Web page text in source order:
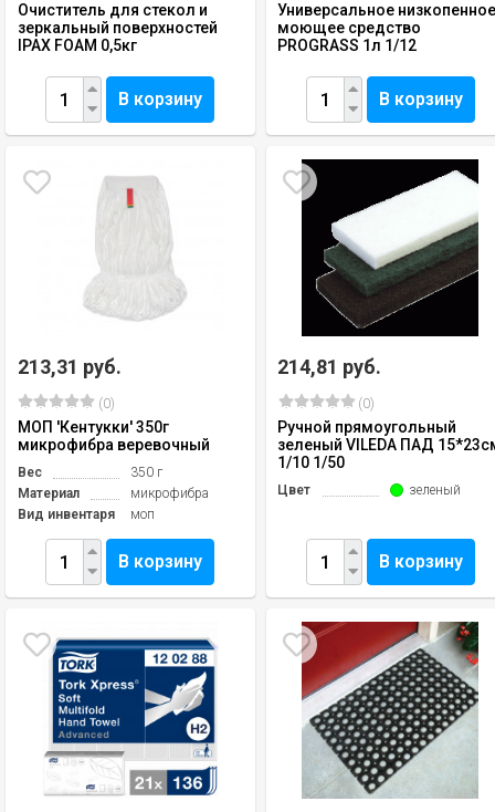
Очиститель для стекол и
зеркальный поверхностей
IPAX FOAM 0,5кг
В корзину
Универсальное
моющее средство
PROGRASS 1л 1/12
В корзину
213,31 руб.
(0)
МОП 'Кентукки' 350г
микрофибра веревочный
Вес
350 г
Материал
микрофибра
Вид инвентаря
моп
В корзину
214,81 руб.
(0)
Ручной прямоугольный
зеленый VILEDA ПАД
1/10 1/50
Цвет зеленый
В корзину